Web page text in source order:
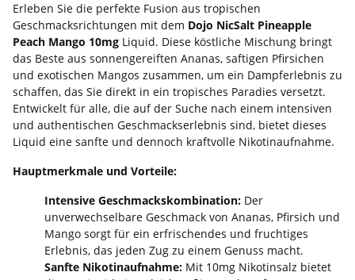
Erleben Sie die perfekte Fusion aus tropischen
Geschmacksrichtungen mit dem Dojo NicSalt Pineapple
Peach Mango 10mg Liquid. Diese köstliche Mischung bringt
das Beste aus sonnengereiften Ananas, saftigen Pfirsichen
und exotischen Mangos zusammen, um ein Dampferlebnis zu
schaffen, das Sie direkt in ein tropisches Paradies versetzt.
Entwickelt für alle, die auf der Suche nach einem intensiven
und authentischen Geschmackserlebnis sind, bietet dieses
Liquid eine sanfte und dennoch kraftvolle Nikotinaufnahme.
Hauptmerkmale und Vorteile:
Intensive Geschmackskombination: Der
unverwechselbare Geschmack von Ananas, Pfirsich und
Mango sorgt für ein erfrischendes und fruchtiges
Erlebnis, das jeden Zug zu einem Genuss macht.
Sanfte Nikotinaufnahme: Mit 10mg Nikotinsalz bietet